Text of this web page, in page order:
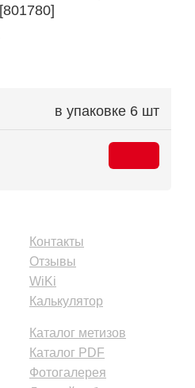
[801780]
в упаковке 6 шт
Контакты
Отзывы
WiKi
Калькулятор
Каталог метизов
Каталог PDF
Фотогалерея